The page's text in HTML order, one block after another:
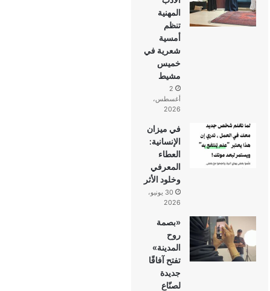
المهنية
تنظم
أمسية
شعرية في
خميس
مشيط
2
أغسطس،
2026
في ميزان
الإنسانية:
العطاء
المعرفي
وخلود الأثر
30 يونيو،
2026
«بصمة
روح
المدينة»
تفتح آفاقًا
جديدة
لصنّاع